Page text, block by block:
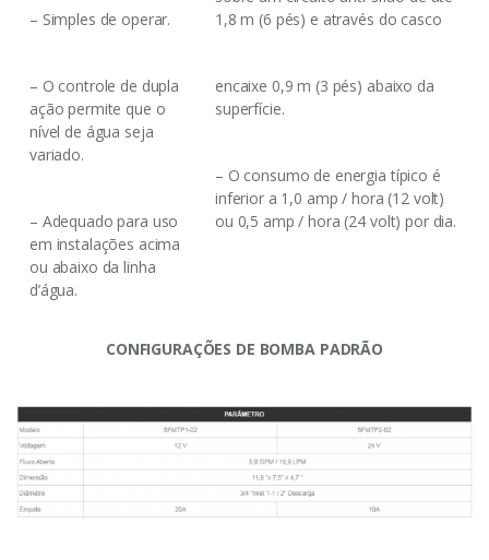
– Simples de operar.
– O controle de dupla
ação permite que o
nível de água seja
variado.
– Adequado para uso
em instalações acima
ou abaixo da linha
d’água.
1,8 m (6 pés) e através do casco
encaixe 0,9 m (3 pés) abaixo da
superfície.
– O consumo de energia típico é
inferior a 1,0 amp / hora (12 volt)
ou 0,5 amp / hora (24 volt) por dia.
CONFIGURAÇÕES DE BOMBA PADRÃO